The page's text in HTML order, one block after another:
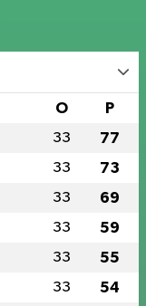
O P
33 77
33 73
33 69
33 59
33 55
33 54